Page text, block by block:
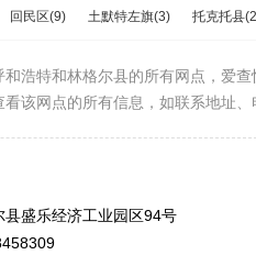
回民区(9) 土默特左旗(3) 托克托县
和浩特和林格尔县的所有网点，爱
该网点的所有信息，如联系地址、
盛乐经济工业园区94号